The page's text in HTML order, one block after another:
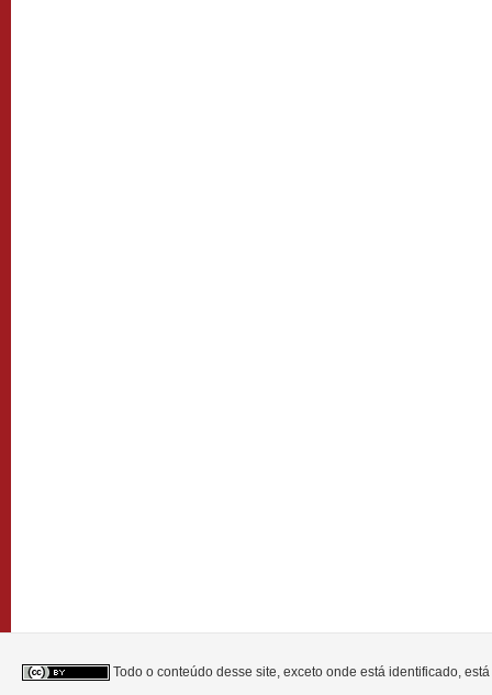
Todo o conteúdo desse site, exceto onde está identificado,